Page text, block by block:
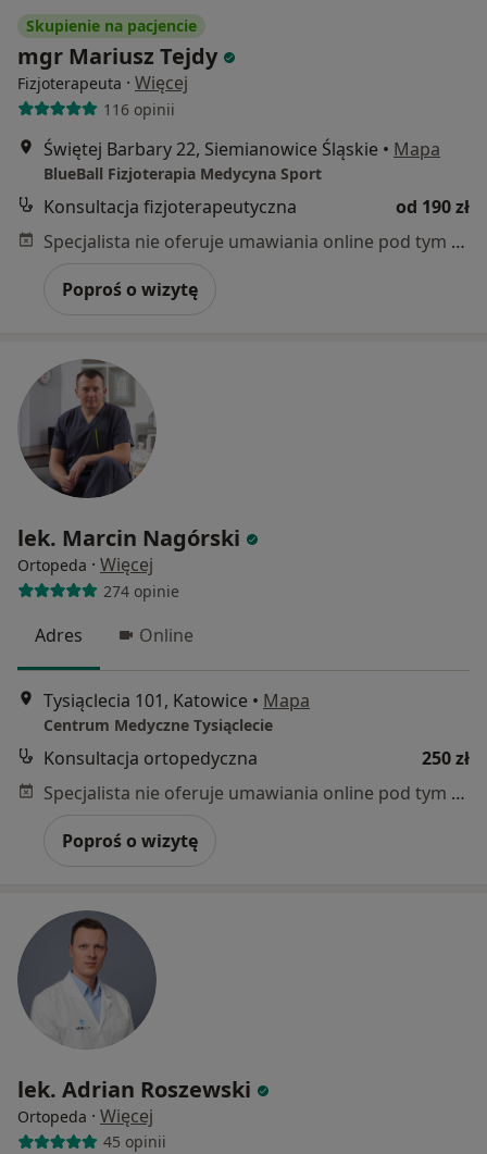
Skupienie na pacjencie
mgr Mariusz Tejdy
Fizjoterapeuta · Więcej
116 opinii
Świętej Barbary 22, Siemianowice Śląskie • Mapa
BlueBall Fizjoterapia Medycyna Sport
Konsultacja fizjoterapeutyczna
od 190 zł
Specjalista nie oferuje umawiania online pod tym adresem.
Poproś o wizytę
lek. Marcin Nagórski
Ortopeda · Więcej
274 opinie
Adres Online
Tysiąclecia 101, Katowice • Mapa
Centrum Medyczne Tysiąclecie
Konsultacja ortopedyczna
250 zł
Specjalista nie oferuje umawiania online pod tym adresem.
Poproś o wizytę
lek. Adrian Roszewski
Ortopeda · Więcej
45 opinii